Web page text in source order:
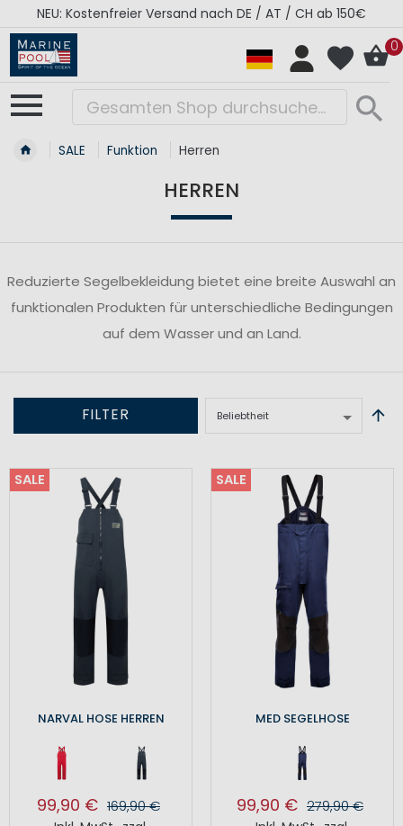
NEU: Kostenfreier Versand nach DE / AT / CH ab 150€
0
SALE Funktion Herren
HERREN
Reduzierte Segelbekleidung bietet eine breite Auswahl an
funktionalen Produkten für unterschiedliche Bedingungen
auf dem Wasser und an Land.
FILTER
SALE
NARVAL HOSE HERREN
99,90 € 169,90 €
SALE
MED SEGELHOSE
99,90 € 279,90 €